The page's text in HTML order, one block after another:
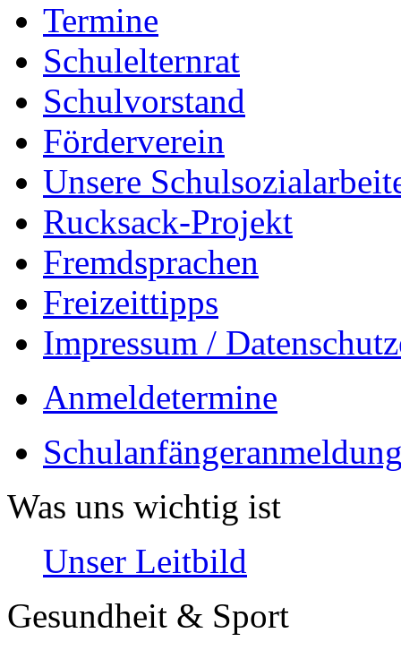
Termine
Schulelternrat
Schulvorstand
Förderverein
Unsere
Rucksack-Projekt
Fremdsprachen
Freizeittipps
Impressum /
Anmeldetermine
Was uns wichtig ist
Unser Leitbild
Gesundheit & Sport